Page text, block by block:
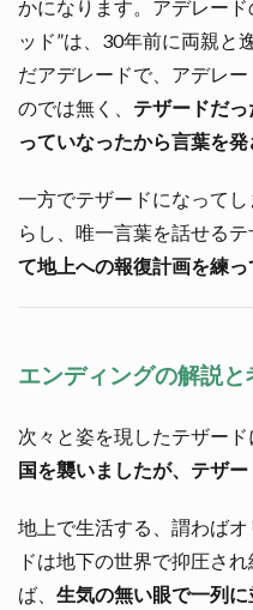
かになります。アデレー
ッド”は、30年前に両親と
だアデレードで、アデレ
のでは無く、 テザードだ
っていなったから言葉を
一方でテザードになって
らし、唯一言葉を話せる
て地上への報復計画を練っ
エンディングの解説と
次々と姿を現したテザード
国を襲いましたが、テザー
地上で生活する、謂わば
ドは地下の世界で抑圧さ
ば、 生気の無い眼で一列